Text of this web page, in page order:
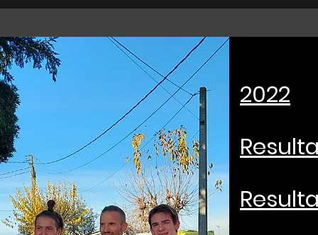
2022